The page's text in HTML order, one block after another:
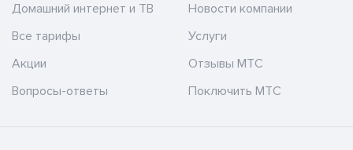
Домашний интернет и ТВ
Новости компании
Все тарифы
Услуги
Акции
Отзывы МТС
Вопросы-ответы
Поключить МТС